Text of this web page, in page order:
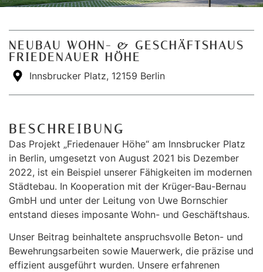
NEUBAU WOHN- & GESCHÄFTSHAUS
FRIEDENAUER HÖHE
Innsbrucker Platz, 12159 Berlin
BESCHREIBUNG
Das Projekt „Friedenauer Höhe“ am Innsbrucker Platz
in Berlin, umgesetzt von August 2021 bis Dezember
2022, ist ein Beispiel unserer Fähigkeiten im modernen
Städtebau. In Kooperation mit der Krüger-Bau-Bernau
GmbH und unter der Leitung von Uwe Bornschier
entstand dieses imposante Wohn- und Geschäftshaus.
Unser Beitrag beinhaltete anspruchsvolle Beton- und
Bewehrungsarbeiten sowie Mauerwerk, die präzise und
effizient ausgeführt wurden. Unsere erfahrenen